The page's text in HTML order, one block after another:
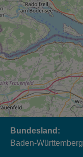
Bundesland:
Baden-Württemberg